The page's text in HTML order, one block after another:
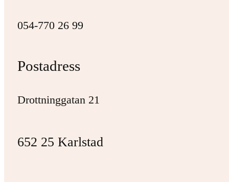
054-770 26 99
Postadress
Drottninggatan 21
652 25 Karlstad